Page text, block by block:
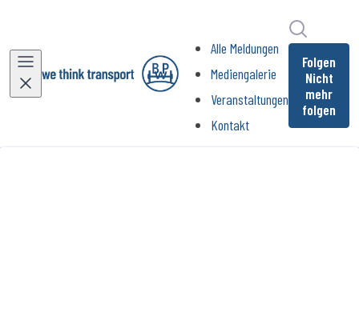
Alle Meldungen
Mediengalerie
Veranstaltungen
Kontakt
Folgen
Nicht
mehr
folgen